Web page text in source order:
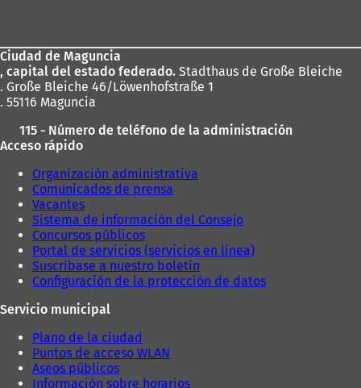
pies
Ciudad de Maguncia
, capital del estado federado. Stadthaus de Große Bleiche
. Große Bleiche 46/Löwenhofstraße 1
. 55116 Maguncia
115 - Número de teléfono de la administración
Acceso rápido
Organización administrativa
Comunicados de prensa
Vacantes
Sistema de información del Consejo
Concursos públicos
Portal de servicios (servicios en línea)
Suscríbase a nuestro boletín
Configuración de la protección de datos
Servicio municipal
Plano de la ciudad
Puntos de acceso WLAN
Aseos públicos
Información sobre horarios